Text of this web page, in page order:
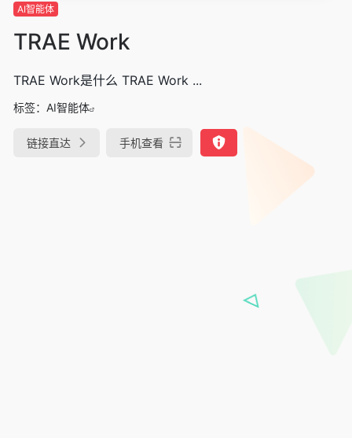
AI智能体
TRAE Work
TRAE Work是什么 TRAE Work ...
标签： AI智能体
链接直达 手机查看